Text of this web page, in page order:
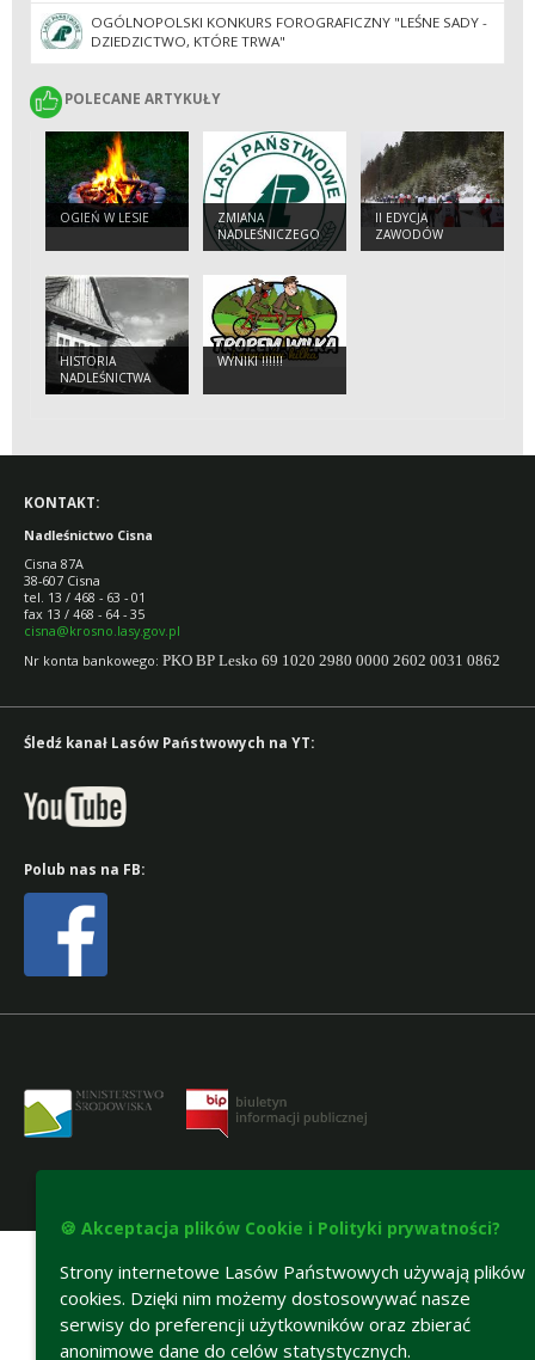
OGÓLNOPOLSKI KONKURS FOROGRAFICZNY "LEŚNE SADY -
DZIEDZICTWO, KTÓRE TRWA"
POLECANE ARTYKUŁY
POLECANE ARTYKUŁY
OGIEŃ W LESIE
ZMIANA
NADLEŚNICZEGO
NADLEŚNICTWA
II EDYCJA
ZAWODÓW
TROPEM WILKA
HISTORIA
NADLEŚNICTWA
WYNIKI !!!!!!
KONTAKT:
Nadleśnictwo Cisna
Cisna 87A
38-607 Cisna
tel. 13 / 468 - 63 - 01
fax 13 / 468 - 64 - 35
cisna@krosno.lasy.gov.pl
Nr konta bankowego: PKO BP Lesko 69 1020 2980 0000 2602 0031 0862
Śledź kanał Lasów Państwowych na YT:
Polub nas na FB:
🍪 Akceptacja plików Cookie i Polityki prywatności?
Strony internetowe Lasów Państwowych używają plików
cookies. Dzięki nim możemy dostosowywać nasze
serwisy do preferencji użytkowników oraz zbierać
anonimowe dane do celów statystycznych.